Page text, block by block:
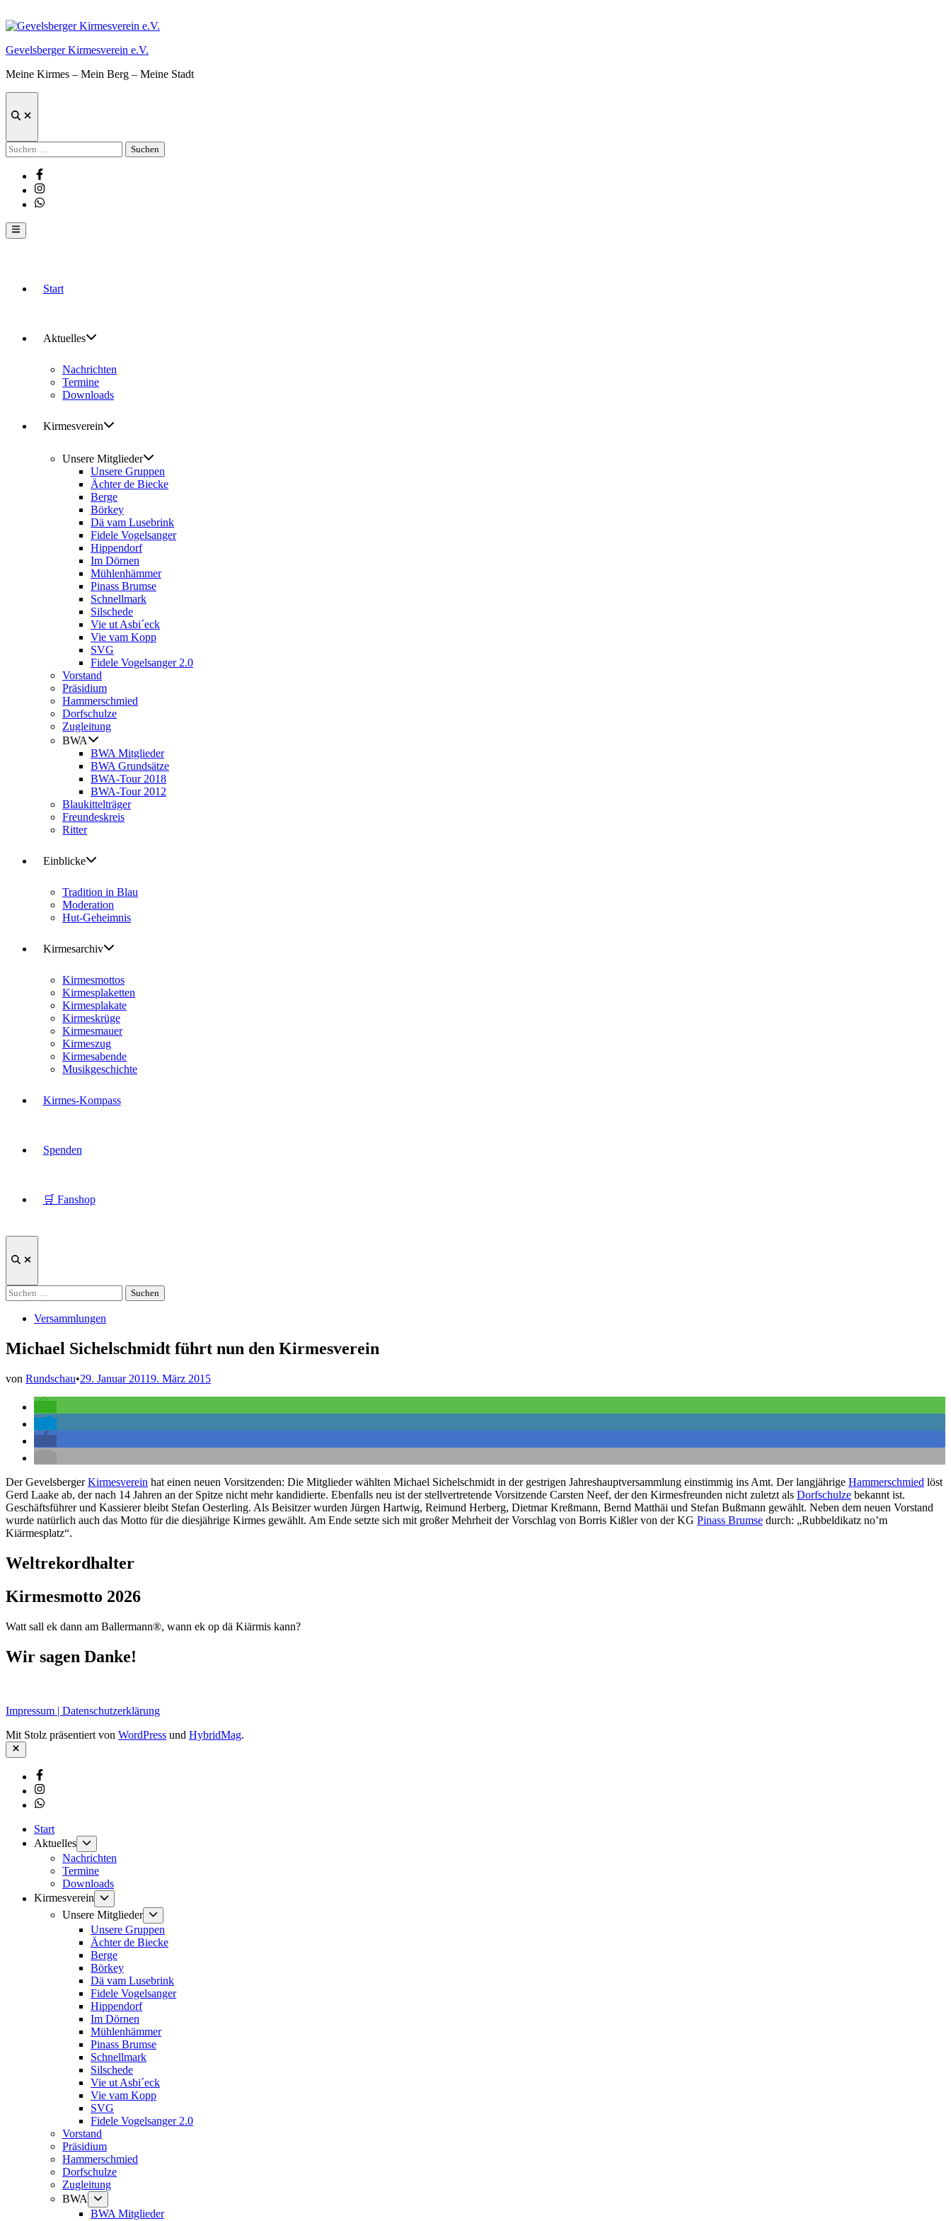
Inhalt
Gevelsberger Kirmesverein e.V.
Meine Kirmes – Mein Berg – Meine Stadt
Suche
Suchen
nach:
Facebook
Instagram
Whatsapp
Hauptmenü
Start
Aktuelles
Nachrichten
Termine
Downloads
Kirmesverein
Unsere Mitglieder
Unsere Gruppen
Ächter de Biecke
Berge
Börkey
Dä vam Lusebrink
Fidele Vogelsanger
Hippendorf
Im Dörnen
Mühlenhämmer
Pinass Brumse
Schnellmark
Silschede
Vie ut Asbi´eck
Vie vam Kopp
SVG
Fidele Vogelsanger 2.0
Vorstand
Präsidium
Hammerschmied
Dorfschulze
Zugleitung
BWA
BWA Mitglieder
BWA Grundsätze
BWA-Tour 2018
BWA-Tour 2012
Blaukittelträger
Freundeskreis
Ritter
Einblicke
Tradition in Blau
Moderation
Hut-Geheimnis
Kirmesarchiv
Kirmesmottos
Kirmesplaketten
Kirmesplakate
Kirmeskrüge
Kirmesmauer
Kirmeszug
Kirmesabende
Musikgeschichte
Kirmes-Kompass
Spenden
🛒 Fanshop
Suche
Suchen
nach:
Veröffentlicht
Versammlungen
Michael Sichelschmidt führt nun den Kirmesverein
von Rundschau•29. Januar 20119. März 2015
Der GevelsbergerKirmesverein hat einen neuen Vorsitzenden: Die Mitglieder wählten Michael Sichelschmidt in der gestrigen Jahreshauptversammlung einstimmig ins Amt. Der langjährige Hammerschmied löst
Gerd Laake ab, der nach 14 Jahren an der Spitze nicht mehr kandidierte. Ebenfalls neu ist der stellvertretende Vorsitzende Carsten Neef, der den Kirmesfreunden nicht zuletzt als Dorfschulze bekannt ist.
Geschäftsführer und Kassierer bleibt Stefan Oesterling. Als Beisitzer wurden Jürgen Hartwig, Reimund Herberg, Dietmar Kreßmann, Bernd Matthäi und Stefan Bußmann gewählt. Neben dem neuen Vorstand
wurde natürlich auch das Motto für die diesjährige Kirmes gewählt. Am Ende setzte sich mit großer Mehrheit der Vorschlag von Borris Kißler von der KG Pinass Brumse durch: „Rubbeldikatz no’m
Kiärmesplatz“.
Weltrekordhalter
Kirmesmotto 2026
Watt sall ek dann am Ballermann®, wann ek op dä Kiärmis kann?
Wir sagen Danke!
Impressum | Datenschutzerklärung
Mit Stolz präsentiert von WordPress und HybridMag.
Schließen
Facebook
Instagram
Whatsapp
Start
Aktuelles
anzeigen
Nachrichten
Termine
Downloads
Kirmesverein
Untermenü
anzeigen
Unsere Mitglieder
anzeigen
Unsere Gruppen
Ächter de Biecke
Berge
Börkey
Dä vam Lusebrink
Fidele Vogelsanger
Hippendorf
Im Dörnen
Mühlenhämmer
Pinass Brumse
Schnellmark
Silschede
Vie ut Asbi´eck
Vie vam Kopp
SVG
Fidele Vogelsanger 2.0
Vorstand
Präsidium
Hammerschmied
Dorfschulze
Zugleitung
BWA
anzeigen
BWA Mitglieder